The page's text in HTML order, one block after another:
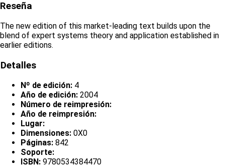
Reseña
The new edition of this market-leading text builds upon the
blend of expert systems theory and application established in
earlier editions.
Detalles
Nº de edición: 4
Año de edición: 2004
Número de reimpresión:
Año de reimpresión:
Lugar:
Dimensiones: 0X0
Páginas: 842
Soporte:
ISBN: 9780534384470